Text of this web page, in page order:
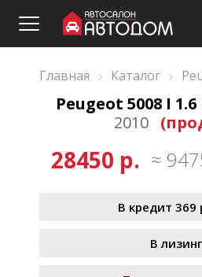
Главная › Каталог ›
Peugeot 5008 I 1.6
2010
28450 р. ≈
В кредит 369
В лизинг